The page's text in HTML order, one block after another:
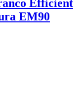
Efficient
EM90